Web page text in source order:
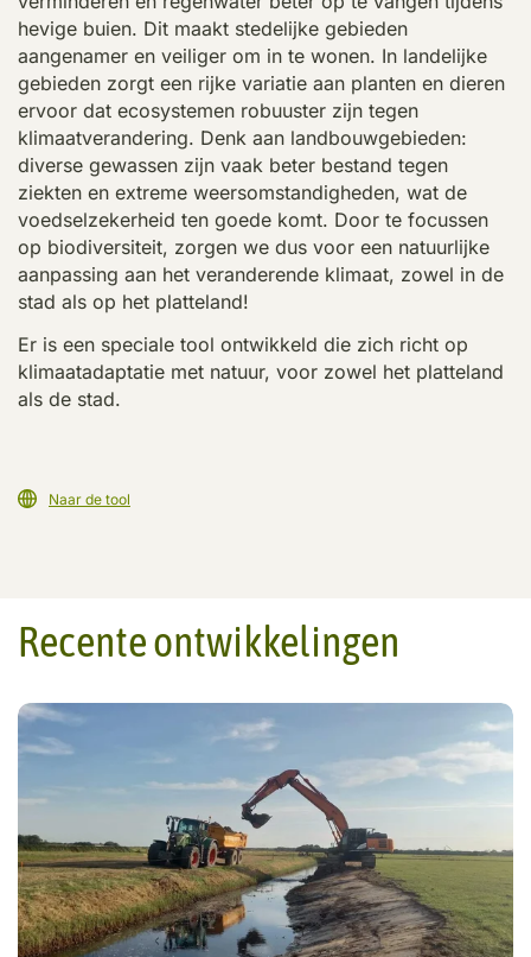
hevige buien. Dit maakt stedelijke gebieden
aangenamer en veiliger om in te wonen. In landelijke
gebieden zorgt een rijke variatie aan planten en dieren
ervoor dat ecosystemen robuuster zijn tegen
klimaatverandering. Denk aan landbouwgebieden:
diverse gewassen zijn vaak beter bestand tegen
ziekten en extreme weersomstandigheden, wat de
voedselzekerheid ten goede komt. Door te focussen
op biodiversiteit, zorgen we dus voor een natuurlijke
aanpassing aan het veranderende klimaat, zowel in de
stad als op het platteland!
Er is een speciale tool ontwikkeld die zich richt op
klimaatadaptatie met natuur, voor zowel het platteland
als de stad.
Naar de tool
Recente ontwikkelingen